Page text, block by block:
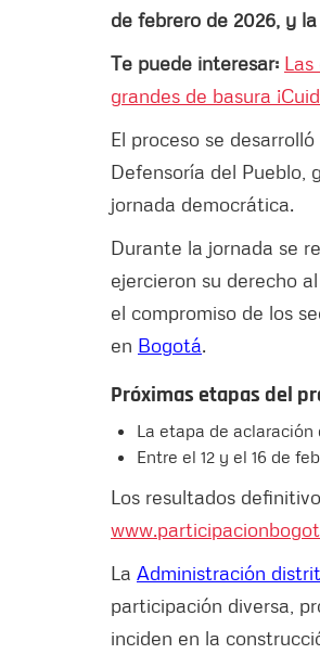
de febrero de 2026, y
Te puede interesar:
grandes de basura
El proceso se
Defensoría del Pueblo,
jornada democrática.
Durante la jornada se
ejercieron su derecho
el compromiso de los
en Bogotá.
Próximas etapas del
La etapa de aclaración
Entre el 12 y el 16 de
Los resultados
La Administración
participación diversa,
inciden en la